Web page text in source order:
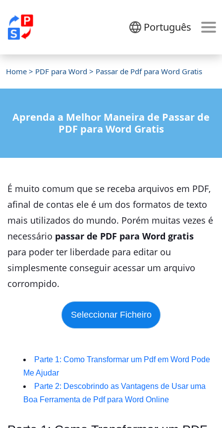
Português
Home > PDF para Word > Passar de Pdf para Word Gratis
Aprenda a Melhor Maneira de Passar de
PDF para Word Gratis
É muito comum que se receba arquivos em PDF,
afinal de contas ele é um dos formatos de texto
mais utilizados do mundo. Porém muitas vezes é
necessário passar de PDF para Word gratis
para poder ter liberdade para editar ou
simplesmente conseguir acessar um arquivo
corrompido.
Parte 1: Como Transformar um Pdf em Word Pode
Me Ajudar
Parte 2: Descobrindo as Vantagens de Usar uma
Boa Ferramenta de Pdf para Word Online